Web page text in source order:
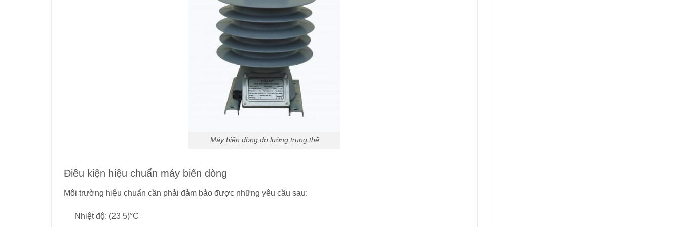
Máy biến dòng đo lường trung thế
Điều kiện hiệu chuẩn máy biến dòng
Môi trường hiệu chuẩn cần phải đảm bảo được những yêu cầu sau:
Nhiệt độ: (23 5)°C